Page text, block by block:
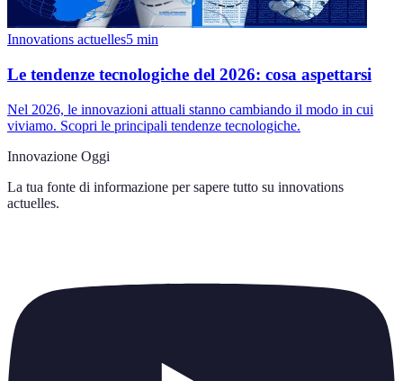
Innovations actuelles5 min
Le tendenze tecnologiche del 2026: cosa aspettarsi
Nel 2026, le innovazioni attuali stanno cambiando il modo in cui
viviamo. Scopri le principali tendenze tecnologiche.
Innovazione Oggi
La tua fonte di informazione per sapere tutto su innovations
actuelles.